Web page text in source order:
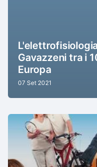
Gavazzeni tra i
Europa
07 Set 2021